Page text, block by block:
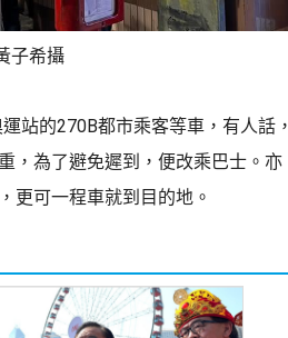
子希攝
站的270B都市乘客等車，有人話，
，為了避免遲到，便改乘巴士。亦
更可一程車就到目的地。